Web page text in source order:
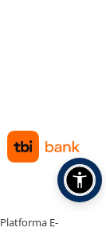
Platforma E-